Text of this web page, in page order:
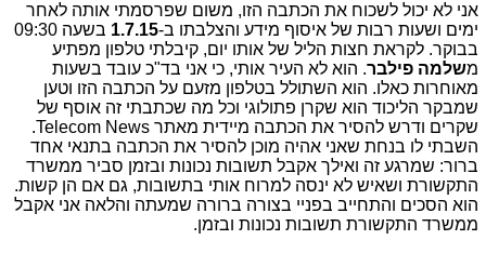
אני לא יכול לשכוח את הכתבה הזו, משום שפרסמתי אותה לאחר
ימים ושעות רבות של איסוף מידע והצלבתו ב-1.7.15
בשעה 09:30
בבוקר. לקראת חצות הליל של אותו יום, קיבלתי טלפון מפתיע
משלמה פילבר. הוא לא העיר אותי, כי אני בד"כ עובד בשעות
מאוחרות כאלו. הוא השתולל בטלפון מזעם על הכתבה הזו וטען
שמבקר הליכוד הוא שקרן פתולוגי וכל מה שכתבתי זה אוסף של
שקרים ודרש להסיר את הכתבה מיידית מאתר Telecom News.
השבתי לו בנחת שאני אהיה מוכן להסיר את הכתבה בתנאי אחד
ברור: שמרגע זה ואילך אקבל תשובות נכונות ובזמן סביר ממשרד
התקשורת ושאיש לא ינסה למרוח אותי בתשובות, גם אם הן קשות.
הוא הסכים והתחייב בפניי בצורה ברורה שמעתה והלאה אני אקבל
ממשרד התקשורת תשובות נכונות ובזמן.